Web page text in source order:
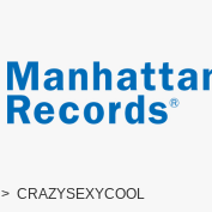
> CRAZYSEXYCOOL